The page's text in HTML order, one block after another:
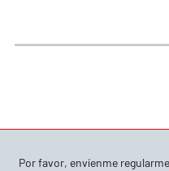
Por favor, envíenme